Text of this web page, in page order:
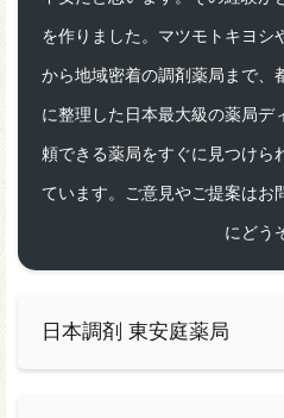
を作りました。マツモトキヨシ
から地域密着の調剤薬局まで、
に整理した日本最大級の薬局デ
頼できる薬局をすぐに見つけら
ています。ご意見やご提案はお
にどう
日本調剤 東安庭薬局